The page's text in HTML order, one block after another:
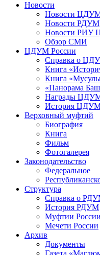
Новости
Новости
Новости РДУМ
Новости РИУ
Обзор СМИ
ЦДУМ России
Справка о
Книга
Книга
«Панорама
Награды
История ЦДУМ
Верховный муфтий
Биография
Книга
Фильм
Фотогалерея
Законодательство
Федеральное
Структура
Справка о
История РДУМ
Муфтии России
Мечети России
Архив
Документы
Газета